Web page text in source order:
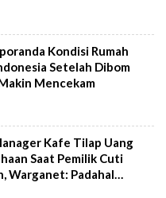
Kondisi Rumah
Setelah Dibom
Mencekam
Kafe Tilap Uang
Saat Pemilik Cuti
Warganet: Padahal
Gede Banget